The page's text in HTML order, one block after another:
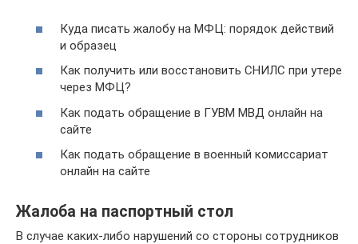
Куда писать жалобу на МФЦ: порядок действий
и образец
Как получить или восстановить СНИЛС при утере
через МФЦ?
Как подать обращение в ГУВМ МВД онлайн на
сайте
Как подать обращение в военный комиссариат
онлайн на сайте
Жалоба на паспортный стол
В случае каких-либо нарушений со стороны сотрудников